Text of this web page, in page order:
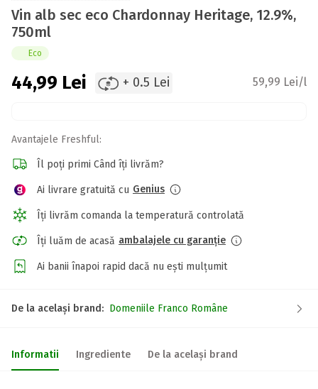
Vin alb sec eco Chardonnay Heritage, 12.9%,
750ml
Eco
44,99 Lei + 0.5 Lei 59,99 Lei/l
Avantajele Freshful:
Îl poți primi Când îți livrăm?
Ai livrare gratuită cu Genius
Îți livrăm comanda la temperatură controlată
Îți luăm de acasă ambalajele cu garanție
Ai banii înapoi rapid dacă nu ești mulțumit
De la același brand: Domeniile Franco Române
Informatii Ingrediente De la același brand